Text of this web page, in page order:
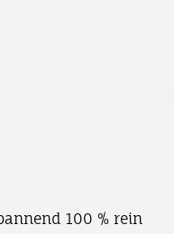
100 % rein